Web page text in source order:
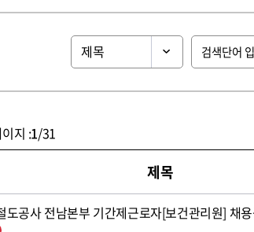
지 :1/31
제목
도공사 전남본부 기간제근로자[보건관리원] 채